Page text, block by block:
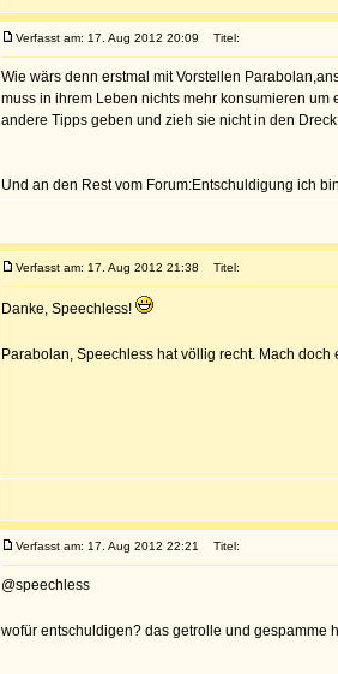
Verfasst am: 17. Aug 2012 20:09 Titel:
Wie wärs denn erstmal mit Vorstellen
muss in ihrem Leben nichts mehr konsumieren
andere Tipps geben und zieh sie nicht in den
Und an den Rest vom Forum:Entschuldigung ich
Verfasst am: 17. Aug 2012 21:38 Titel:
Danke, Speechless!
Parabolan, Speechless hat völlig recht. Mach
Verfasst am: 17. Aug 2012 22:21 Titel:
@speechless
wofür entschuldigen? das getrolle und gespamme